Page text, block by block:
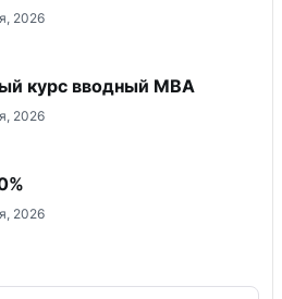
2026
курс вводный МВА
2026
2026